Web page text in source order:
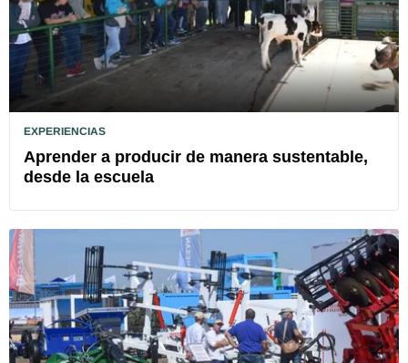
EXPERIENCIAS
Aprender a producir de manera sustentable,
desde la escuela